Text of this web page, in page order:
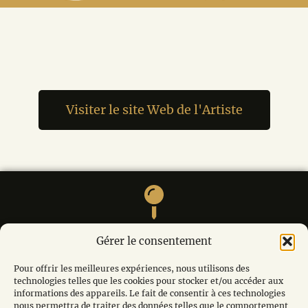
Gérer le consentement
Pour offrir les meilleures expériences, nous utilisons des
technologies telles que les cookies pour stocker et/ou accéder aux
informations des appareils. Le fait de consentir à ces technologies
nous permettra de traiter des données telles que le comportement
Visiter le site Web de l'Artiste
M. André MODOT, La calade, Le village, 84220
LIOUX